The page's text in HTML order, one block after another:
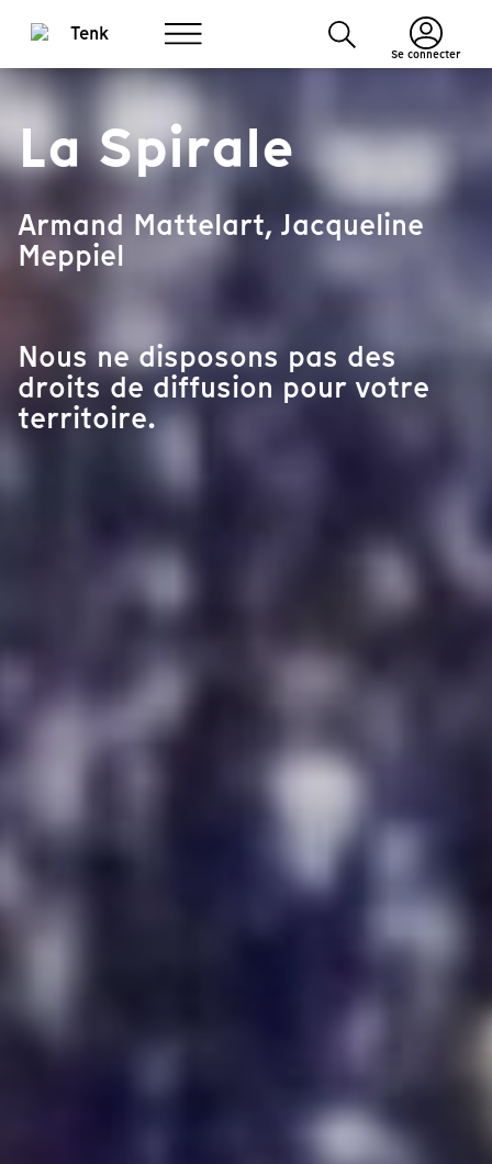
Se connecter
La Spirale
Armand Mattelart, Jacqueline
Meppiel
Nous ne disposons pas des
droits de diffusion pour votre
territoire.